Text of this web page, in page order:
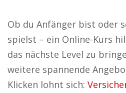
Ob du Anfänger bist oder
spielst – ein Online-Kurs
das nächste Level zu
weitere spannende
Klicken lohnt sich: